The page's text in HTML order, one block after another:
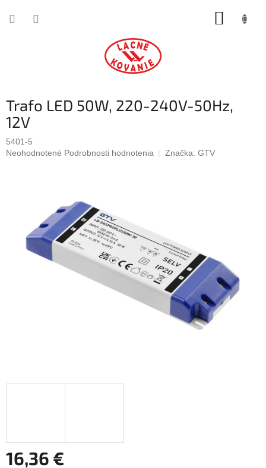
Trafo LED 50W, 220-240V-50Hz,
12V
5401-5
Priemerné
hviezdičiek.
Neohodnotené Podrobnosti hodnotenia Značka: GTV
16,36 €